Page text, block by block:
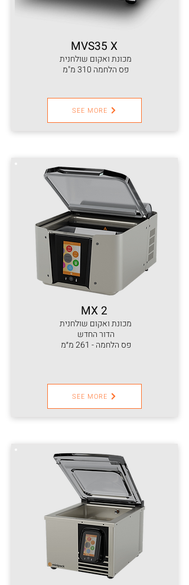
MVS35 X
מכונת ואקום שולחנית
פס הלחמה 310 מ"מ
SEE MORE
MX 2
מכונת ואקום שולחנית
הדור החדש
פס הלחמה - 261 מ״מ
SEE MORE